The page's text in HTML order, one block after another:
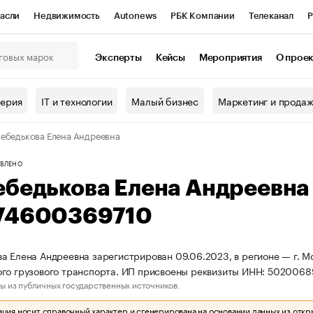
Недвижимость Autonews РБК Компании Телеканал
Проверка контрагентов
Эксперты Кейсы Мероприятия О
IT и технологии Малый бизнес Маркетинг и
Елена Андреевна
Елена
Елена Андреевна зарегистрирован 09.06.2023, в регионе — г.
грузового транспорта. ИП присвоены реквизиты ИНН:
из публичных государственных источников.
носит справочный характер и сгенерирована на основании данных из